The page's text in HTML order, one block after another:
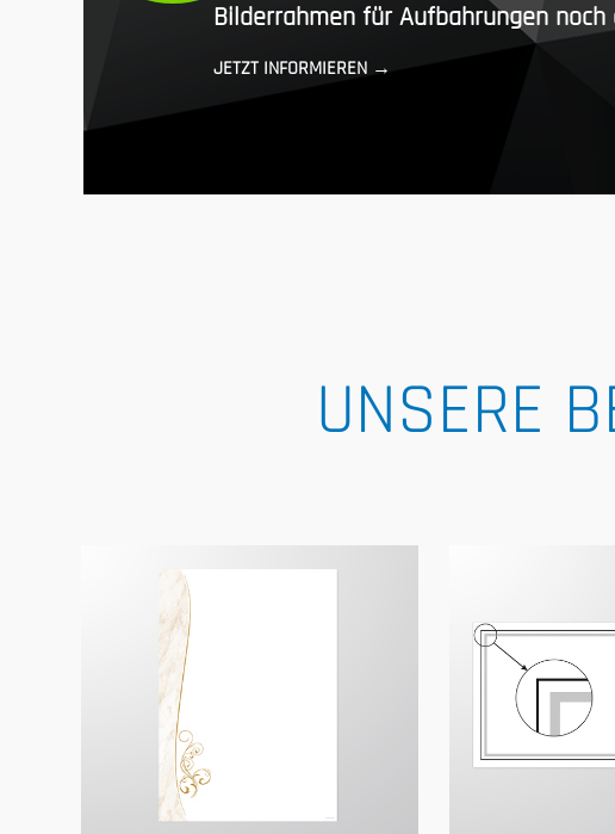
Bilderrahmen für Aufbahrungen
JETZT INFORMIEREN →
UNSERE